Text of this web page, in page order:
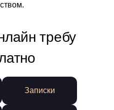
требу
Записки